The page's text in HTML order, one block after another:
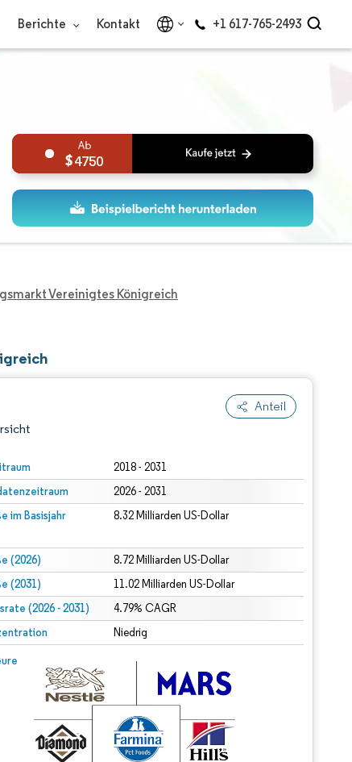
Berichte Kontakt +1 617-765-2493
4750
Vereinigtes Königreich
Anteil
2018 - 2031
2026 - 2031
im Basisjahr
8.32 Milliarden US-Dollar
(2026) 8.72 Milliarden US-Dollar
(2031) 11.02 Milliarden US-Dollar
(2026 - 2031) 4.79% CAGR
Niedrig
Intelligence. Wiederverwendung erfordert Namensnennung gemäß CC BY 4.0.
gemäß CC BY 4.0.